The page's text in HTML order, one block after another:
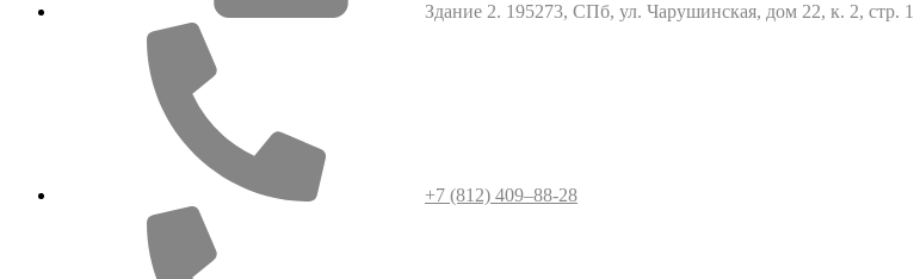
Здание 2. 195273, СПб, ул. Чарушинская, дом 22, к. 2, стр. 1
+7 (812) 409–88-28